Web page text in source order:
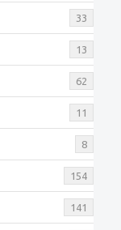
33
13
62
11
8
154
141